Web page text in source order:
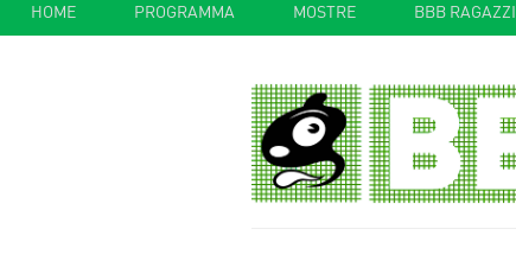
HOME PROGRAMMA MOSTRE BBB RAGAZZI